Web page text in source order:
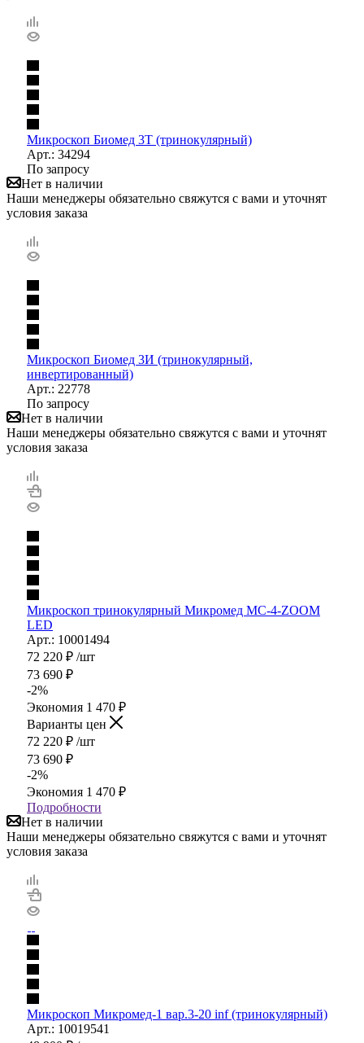
Микроскоп Биомед 3Т (тринокулярный)
Арт.: 34294
По запросу
Нет в наличии
Наши менеджеры обязательно свяжутся с вами и уточнят
условия заказа
Микроскоп Биомед 3И (тринокулярный,
инвертированный)
Арт.: 22778
По запросу
Нет в наличии
Наши менеджеры обязательно свяжутся с вами и уточнят
условия заказа
Микроскоп тринокулярный Микромед MC-4-ZOOM
LED
Арт.: 10001494
72 220 ₽ /шт
73 690 ₽
-2%
Экономия 1 470 ₽
Варианты цен
72 220 ₽ /шт
73 690 ₽
-2%
Экономия 1 470 ₽
Подробности
Нет в наличии
Наши менеджеры обязательно свяжутся с вами и уточнят
условия заказа
Микроскоп Микромед-1 вар.3-20 inf (тринокулярный)
Арт.: 10019541